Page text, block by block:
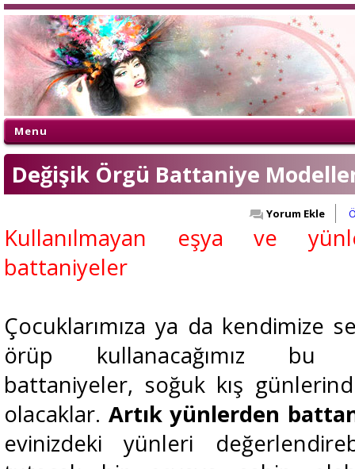
Menu
Değişik Örgü Battaniye
Yorum Ekle
Kullanılmayan eşya ve
battaniyeler
Çocuklarımıza ya da kendimize
örüp kullanacağımız bu
battaniyeler, soğuk kış
olacaklar. Artık yünlerden
evinizdeki yünleri